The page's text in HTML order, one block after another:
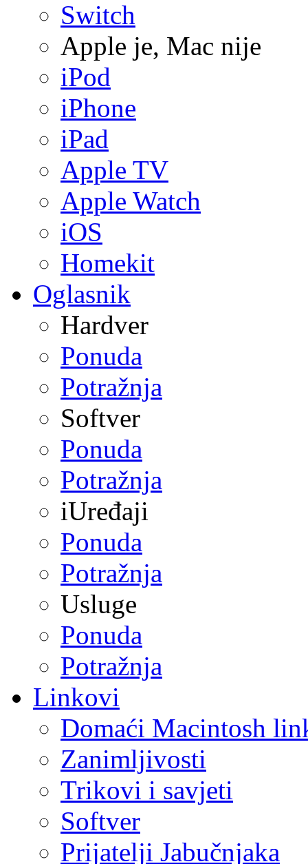
Switch
Apple je, Mac nije
iPod
iPhone
iPad
Apple TV
Apple Watch
iOS
Homekit
Oglasnik
Hardver
Ponuda
Potražnja
Softver
Ponuda
Potražnja
iUređaji
Ponuda
Potražnja
Usluge
Ponuda
Potražnja
Linkovi
Domaći Macintosh
Zanimljivosti
Trikovi i savjeti
Softver
Prijatelji Jabučnjaka